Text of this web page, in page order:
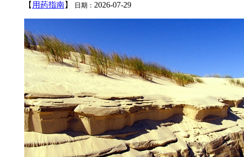
【 用药指南】 日期： 2026-07-29